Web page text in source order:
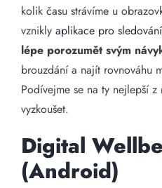
kolik času strávíme u
vznikly aplikace pro
lépe porozumět svým
brouzdání a najít rovnováhu
Podívejme se na ty nejlepší
vyzkoušet.
Digital
(Android)